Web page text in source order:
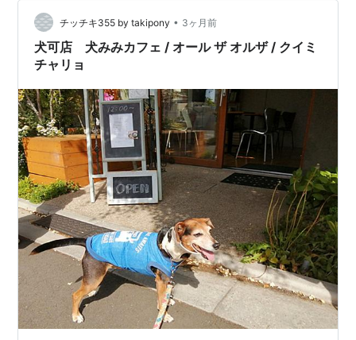
ブログに書いてから」 そんなことを思って、 ずっと手放
せずにいました。 でも来週、 缶を捨てられる日がありま
す。 だから決めました。 手放します。 上海で買ったも
のが無く…
チッチキ355 by takipony • 3ヶ月前
犬可店 犬みみカフェ / オール ザ オルザ / クイミ
チャリョ